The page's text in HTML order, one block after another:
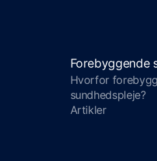
Forebyggende
Hvorfor
sundhedspleje?
Artikler